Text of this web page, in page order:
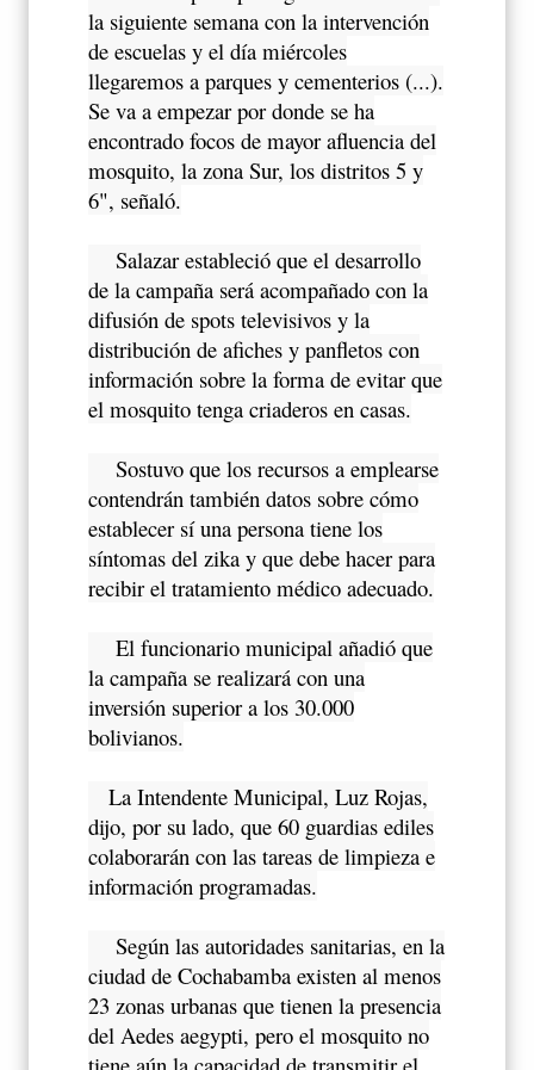
la siguiente semana con la intervención
de escuelas y el día miércoles
llegaremos a parques y cementerios (...).
Se va a empezar por donde se ha
encontrado focos de mayor afluencia del
mosquito, la zona Sur, los distritos 5 y
6", señaló.
Salazar estableció que el desarrollo
de la campaña será acompañado con la
difusión de spots televisivos y la
distribución de afiches y panfletos con
información sobre la forma de evitar que
el mosquito tenga criaderos en casas.
Sostuvo que los recursos a emplearse
contendrán también datos sobre cómo
establecer sí una persona tiene los
síntomas del zika y que debe hacer para
recibir el tratamiento médico adecuado.
El funcionario municipal añadió que
la campaña se realizará con una
inversión superior a los 30.000
bolivianos.
La Intendente Municipal, Luz Rojas,
dijo, por su lado, que 60 guardias ediles
colaborarán con las tareas de limpieza e
información programadas.
Según las autoridades sanitarias, en la
ciudad de Cochabamba existen al menos
23 zonas urbanas que tienen la presencia
del Aedes aegypti, pero el mosquito no